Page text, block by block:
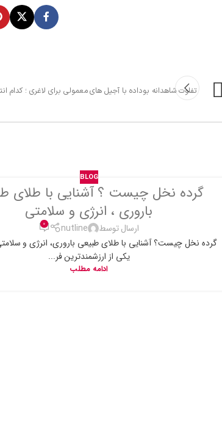
تفاوت شاهدانه بوداده با آجیل های معمولی برای لاغری ؛ کدام
BLOG
گرده نخل چیست ؟ آشنایی با طلای
باروری ، انرژی و سلامتی
ارسال توسط nutline
0
گرده نخل چیست؟ آشنایی با طلای طبیعی باروری، انرژی و
یکی از ارزشمندترین فر...
ادامه مطلب